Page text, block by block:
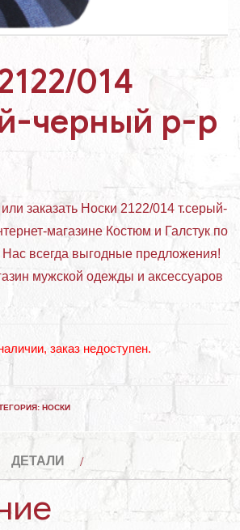
014
черный р-р
заказать Носки 2122/014 т.серый-
магазине Костюм и Галстук по
Нас всегда выгодные предложения!
мужской одежды и аксессуаров
заказ недоступен.
НОСКИ
ДЕТАЛИ